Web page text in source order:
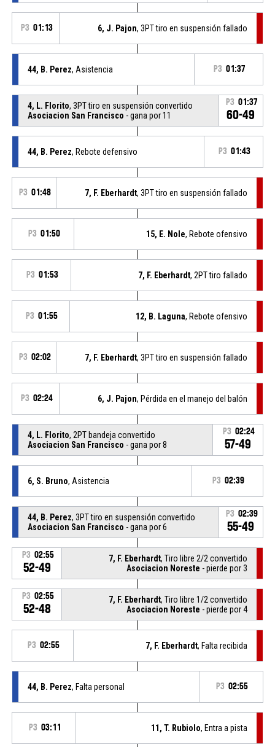
P3 01:13 6, J. Pajon, 3PT tiro en suspensión fallado
44, B. Perez, Asistencia P3 01:37
4, L. Florito, 3PT tiro en suspensión convertido
Asociacion San Francisco - gana por 11
P3 01:37
60-49
44, B. Perez, Rebote defensivo P3 01:43
P3 01:48 7, F. Eberhardt, 3PT tiro en suspensión fallado
P3 01:50 15, E. Nole, Rebote ofensivo
P3 01:53 7, F. Eberhardt, 2PT tiro fallado
P3 01:55 12, B. Laguna, Rebote ofensivo
P3 02:02 7, F. Eberhardt, 3PT tiro en suspensión fallado
P3 02:24 6, J. Pajon, Pérdida en el manejo del balón
4, L. Florito, 2PT bandeja convertido
Asociacion San Francisco - gana por 8
P3 02:24
57-49
6, S. Bruno, Asistencia P3 02:39
44, B. Perez, 3PT tiro en suspensión convertido
Asociacion San Francisco - gana por 6
P3 02:39
55-49
P3 02:55
52-49
7, F. Eberhardt, Tiro libre 2/2 convertido
Asociacion Noreste - pierde por 3
P3 02:55
52-48
7, F. Eberhardt, Tiro libre 1/2 convertido
Asociacion Noreste - pierde por 4
P3 02:55 7, F. Eberhardt, Falta recibida
44, B. Perez, Falta personal P3 02:55
P3 03:11 11, T. Rubiolo, Entra a pista